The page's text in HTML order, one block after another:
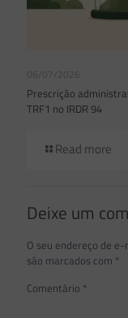
06/07/2026
Prescrição
TRF1 no IRDR 94
Read more
Deixe um
O seu endereço de
são marcados com *
Comentário *